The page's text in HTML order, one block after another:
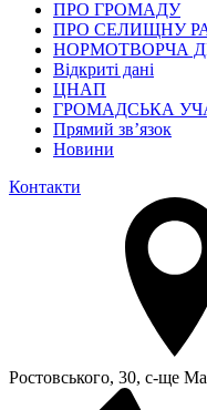
ПРО ГРОМАДУ
ПРО СЕЛИЩНУ
НОРМОТВОРЧА
Відкриті дані
ЦНАП
ГРОМАДСЬКА
Прямий зв’язок
Новини
Контакти
Ростовського, 30, с-ще